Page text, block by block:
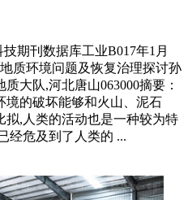
期刊数据库工业B017年1月
质环境问题及恢复治理探讨孙
大队,河北唐山063000摘要：
境的破坏能够和火山、泥石
拟,人类的活动也是一种较为特
经危及到了人类的 ...